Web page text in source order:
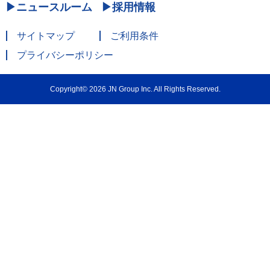
ニュースルーム 採用情報
サイトマップ
ご利用条件
プライバシーポリシー
Copyright© 2026 JN Group Inc. All Rights Reserved.